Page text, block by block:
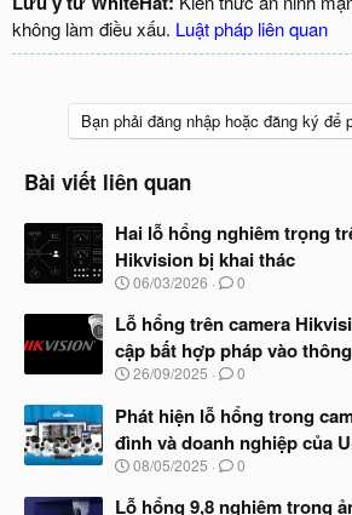
không làm điều xấu. Luật pháp liên quan
Bạn phải đăng nhập hoặc đăng ký để
Bài viết liên quan
Hai lỗ hổng nghiêm trọng
Hikvision bị khai thác
N
à
b
ắ
đ
ầ
u
06/03/2026 0
Lỗ hổng trên camera
cập bất hợp pháp vào
N
à
b
ắ
đ
26/09/2025 0
Phát hiện lỗ hổng trong
đình và doanh nghiệp của
N
à
08/05/2025 0
Lỗ hổng 9,8 nghiêm trọng